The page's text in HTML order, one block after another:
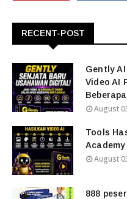
RECENT-POST
Gently
Video AI
August
Tools
Academy
August
888